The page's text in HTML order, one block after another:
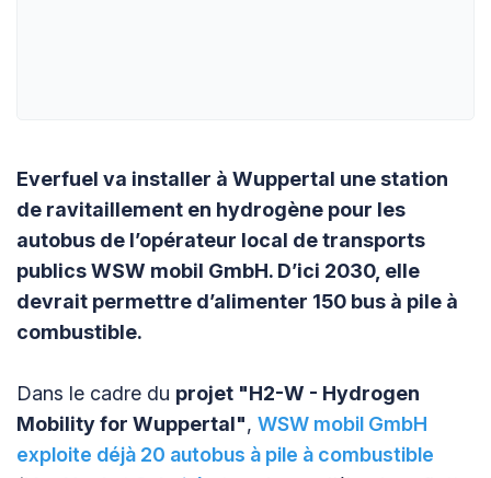
Everfuel va installer à Wuppertal une station
de ravitaillement en hydrogène pour les
autobus de l’opérateur local de transports
publics WSW mobil GmbH. D’ici 2030, elle
devrait permettre d’alimenter 150 bus à pile à
combustible.
Dans le cadre du projet "H2-W - Hydrogen
Mobility for Wuppertal", WSW mobil GmbH
exploite déjà 20 autobus à pile à combustible